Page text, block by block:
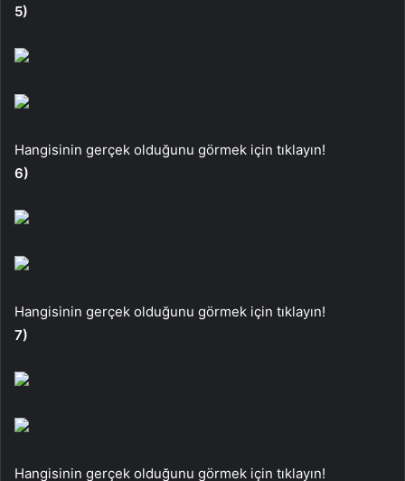
5)
Hangisinin gerçek olduğunu görmek için tıklayın!
6)
Hangisinin gerçek olduğunu görmek için tıklayın!
7)
Hangisinin gerçek olduğunu görmek için tıklayın!